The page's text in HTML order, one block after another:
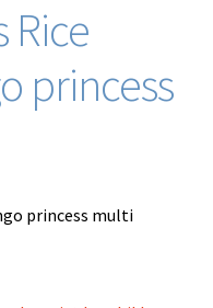
Rice
princess
princess multi